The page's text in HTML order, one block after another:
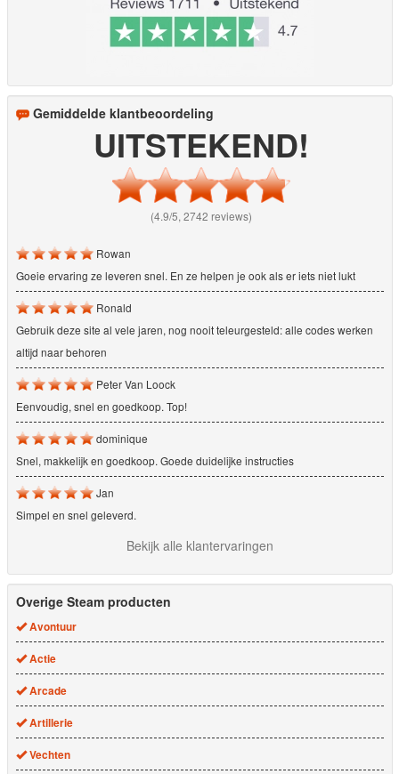
Gemiddelde klantbeoordeling
UITSTEKEND!
(4.9/5, 2742 reviews)
Rowan
Goeie ervaring ze leveren snel. En ze helpen je ook als er iets niet lukt
Ronald
Gebruik deze site al vele jaren, nog nooit teleurgesteld: alle codes werken
altijd naar behoren
Peter Van Loock
Eenvoudig, snel en goedkoop. Top!
dominique
Snel, makkelijk en goedkoop. Goede duidelijke instructies
Jan
Simpel en snel geleverd.
Bekijk alle klantervaringen
Overige Steam producten
Avontuur
Actie
Arcade
Artillerie
Vechten